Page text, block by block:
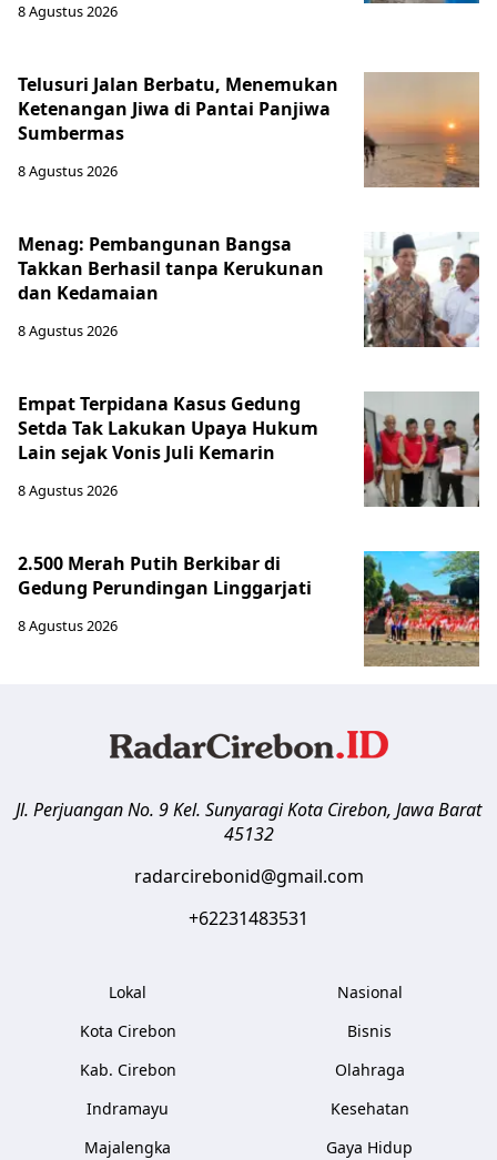
8 Agustus 2026
Telusuri Jalan Berbatu, Menemukan
Ketenangan Jiwa di Pantai Panjiwa
Sumbermas
8 Agustus 2026
Menag: Pembangunan Bangsa
Takkan Berhasil tanpa Kerukunan
dan Kedamaian
8 Agustus 2026
Empat Terpidana Kasus Gedung
Setda Tak Lakukan Upaya Hukum
Lain sejak Vonis Juli Kemarin
8 Agustus 2026
2.500 Merah Putih Berkibar di
Gedung Perundingan Linggarjati
8 Agustus 2026
Jl. Perjuangan No. 9 Kel. SunyaragiKota Cirebon, Jawa Barat
45132
radarcirebonid@gmail.com
+62231483531
Lokal
Kota Cirebon
Kab. Cirebon
Indramayu
Majalengka
Nasional
Bisnis
Olahraga
Kesehatan
Gaya Hidup